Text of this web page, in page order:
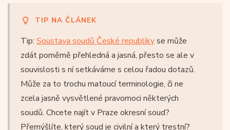
TIP NA ČLÁNEK
Tip: Soustava soudů České republikyse může
zdát poměrně přehledná a jasná, přesto se ale v
souvislosti s ní setkáváme s celou řadou dotazů.
Může za to trochu matoucí terminologie, či ne
zcela jasně vysvětlené pravomoci některých
soudů. Chcete najít v Praze okresní soud?
Přemýšlíte, který soud je civilní a který trestní?